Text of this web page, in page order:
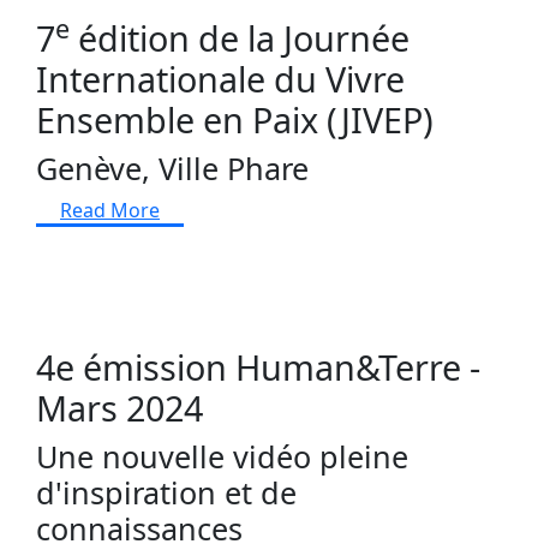
7e édition de la Journée
Internationale du Vivre
Ensemble en Paix (JIVEP)
Genève, Ville Phare
Read More
4e émission Human&Terre -
Mars 2024
Une nouvelle vidéo pleine
d'inspiration et de
connaissances